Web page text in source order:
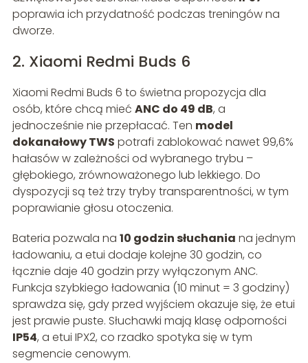
poprawia ich przydatność podczas treningów na
dworze.
2. Xiaomi Redmi Buds 6
Xiaomi Redmi Buds 6 to świetna propozycja dla
osób, które chcą mieć ANC do 49 dB, a
jednocześnie nie przepłacać. Ten model
dokanałowy TWS potrafi zablokować nawet 99,6%
hałasów w zależności od wybranego trybu –
głębokiego, zrównoważonego lub lekkiego. Do
dyspozycji są też trzy tryby transparentności, w tym
poprawianie głosu otoczenia.
Bateria pozwala na 10 godzin słuchania na jednym
ładowaniu, a etui dodaje kolejne 30 godzin, co
łącznie daje 40 godzin przy wyłączonym ANC.
Funkcja szybkiego ładowania (10 minut = 3 godziny)
sprawdza się, gdy przed wyjściem okazuje się, że etui
jest prawie puste. Słuchawki mają klasę odporności
IP54, a etui IPX2, co rzadko spotyka się w tym
segmencie cenowym.